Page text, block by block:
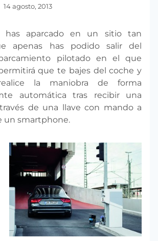
14 agosto, 2013
has aparcado en un sitio tan
apenas has podido salir del
pilotado en el que
que te bajes del coche y
la maniobra de forma
automática tras recibir una
de una llave con mando a
un smartphone.